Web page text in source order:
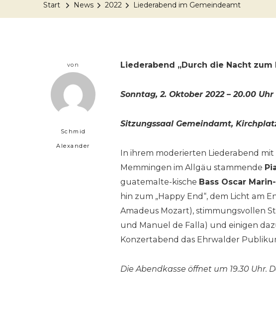
Start News 2022 Liederabend im Gemeindeamt
von
Schmid
Alexander
Liederabend „Durch die Nacht zum
Sonntag, 2. Oktober 2022 – 20.00 Uhr
Sitzungssaal Gemeindamt,
In ihrem moderierten Liederabend mit
Memmingen im Allgäu stammende
guatemalte-kische Bass Oscar
hin zum „Happy End“, dem Licht am
Amadeus Mozart), stimmungsvollen
und Manuel de Falla) und einigen
Konzertabend das Ehrwalder
Die Abendkasse öffnet um 19.30